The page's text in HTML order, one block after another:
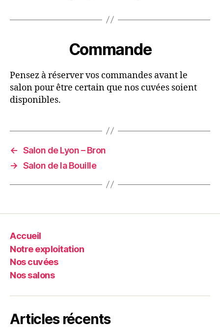
Commande
Pensez à réserver vos commandes avant le
salon pour être certain que nos cuvées soient
disponibles.
← Salon de Lyon – Bron
→ Salon de la Bouille
Accueil
Notre exploitation
Nos cuvées
Nos salons
Articles récents